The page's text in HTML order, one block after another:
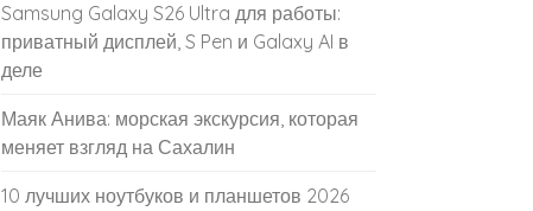
Samsung Galaxy S26 Ultra для работы:
приватный дисплей, S Pen и Galaxy AI в
деле
Маяк Анива: морская экскурсия, которая
меняет взгляд на Сахалин
10 лучших ноутбуков и планшетов 2026